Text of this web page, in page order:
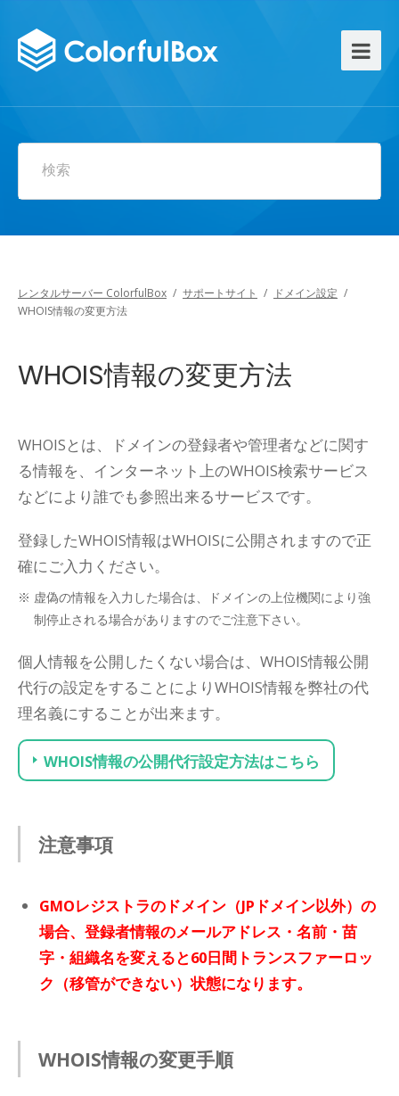
検索
レンタルサーバー ColorfulBox / サポートサイト / ドメイン設定 /
WHOIS情報の変更方法
WHOIS情報の変更方法
WHOISとは、ドメインの登録者や管理者などに関す
る情報を、インターネット上のWHOIS検索サービス
などにより誰でも参照出来るサービスです。
登録したWHOIS情報はWHOISに公開されますので正
確にご入力ください。
虚偽の情報を入力した場合は、ドメインの上位機関により強
制停止される場合がありますのでご注意下さい。
個人情報を公開したくない場合は、WHOIS情報公開
代行の設定をすることによりWHOIS情報を弊社の代
理名義にすることが出来ます。
WHOIS情報の公開代行設定方法はこちら
注意事項
GMOレジストラのドメイン（JPドメイン以外）の
場合、登録者情報のメールアドレス・名前・苗
字・組織名を変えると60日間トランスファーロッ
ク（移管ができない）状態になります。
WHOIS情報の変更手順